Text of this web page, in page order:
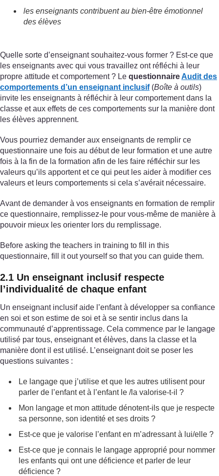
les enseignants contribuent au bien-être émotionnel
des élèves
Quelle sorte d’enseignant souhaitez-vous former ? Est-ce que
les enseignants avec qui vous travaillez ont réfléchi à leur
propre attitude et comportement ? Le questionnaireAudit des
comportements d’un enseignant inclusif(Boîte à outils)
invite les enseignants à réfléchir à leur comportement dans la
classe et aux effets de ces comportements sur la manière dont
les élèves apprennent.
Vous pourriez demander aux enseignants de remplir ce
questionnaire une fois au début de leur formation et une autre
fois à la fin de la formation afin de les faire réfléchir sur les
valeurs qu’ils apportent et ce qui peut les aider à modifier ces
valeurs et leurs comportements si cela s’avérait nécessaire.
Avant de demander à vos enseignants en formation de remplir
ce questionnaire, remplissez-le pour vous-même de manière à
pouvoir mieux les orienter lors du remplissage.
Before asking the teachers in training to fill in this
questionnaire, fill it out yourself so that you can guide them.
2.1 Un enseignant inclusif respecte
l’individualité de chaque enfant
Un enseignant inclusif aide l’enfant à développer sa confiance
en soi et son estime de soi et à se sentir inclus dans la
communauté d’apprentissage. Cela commence par le langage
utilisé par tous, enseignant et élèves, dans la classe et la
manière dont il est utilisé. L’enseignant doit se poser les
questions suivantes :
Le langage que j’utilise et que les autres utilisent pour
parler de l’enfant et à l’enfant le /la valorise-t-il ?
Mon langage et mon attitude dénotent-ils que je respecte
sa personne, son identité et ses droits ?
Est-ce que je valorise l’enfant en m’adressant à lui/elle ?
Est-ce que je connais le langage approprié pour nommer
les enfants qui ont une déficience et parler de leur
déficience ?